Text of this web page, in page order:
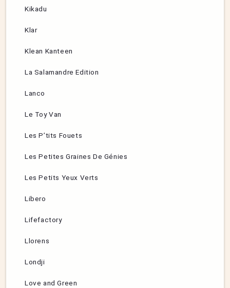
Kikadu
Klar
Klean Kanteen
La Salamandre Edition
Lanco
Le Toy Van
Les P’tits Fouets
Les Petites Graines De Génies
Les Petits Yeux Verts
Libero
Lifefactory
Llorens
Londji
Love and Green